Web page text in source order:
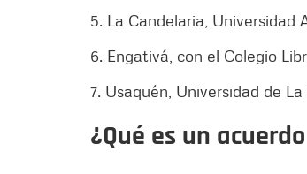
5. La Candelaria, Universidad
6. Engativá, con el Colegio
7. Usaquén, Universidad de
¿Qué es un